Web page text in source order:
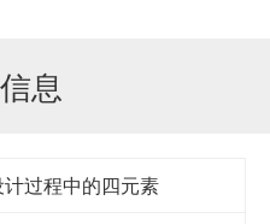
息
过程中的四元素